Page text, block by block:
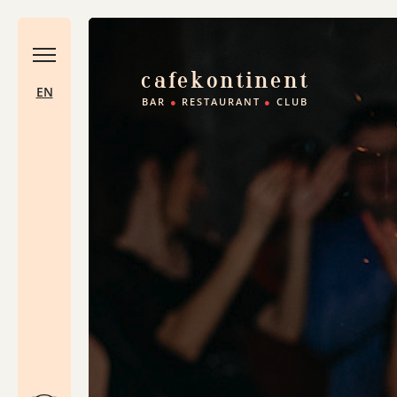
EN cafekontinent
BAR ● RESTAURANT ● CLUB